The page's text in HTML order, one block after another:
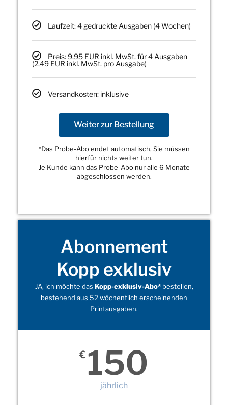
Laufzeit: 4 gedruckte Ausgaben (4 Wochen)
Preis: 9,95 EUR inkl. MwSt. für 4 Ausgaben
(2,49 EUR inkl. MwSt. pro Ausgabe)
Versandkosten: inklusive
Weiter zur Bestellung
*Das Probe-Abo endet automatisch, Sie müssen
hierfür nichts weiter tun.
Je Kunde kann das Probe-Abo nur alle 6 Monate
abgeschlossen werden.
Abonnement
Kopp exklusiv
JA, ich möchte das Kopp-exklusiv-Abo*bestellen,
bestehend aus 52 wöchentlich erscheinenden
Printausgaben.
€ 150
jährlich